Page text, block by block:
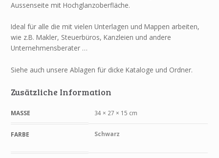
Aussenseite mit Hochglanzoberfläche.
Ideal für alle die mit vielen Unterlagen und Mappen arbeiten,
wie z.B. Makler, Steuerbüros, Kanzleien und andere
Unternehmensberater …
Siehe auch unsere Ablagen für dicke Kataloge und Ordner.
Zusätzliche Information
MASSE 34 × 27 × 15 cm
FARBE Schwarz